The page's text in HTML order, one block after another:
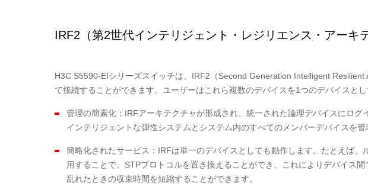
IRF2（第2世代インテリジェント・レジリエンス・アーキ
H3C S5590-EIシリーズスイッチは、IRF2（Second Generation Intelligent
て接続することができます。ユーザーはこれら複数のデバイスを1つのデバイスと
管理の簡素化：IRFアーキテクチャが形成され、統一された論理デバイスにロ
インテリジェントな弾性システムとシステム内のすべてのメンバーデバイスを
簡略化されたサービス：IRFは単一のデバイスとしても動作します。たとえば
用することで、STPプロトコルを置き換えることができ、これによりデバイス
乱れたときの収束時間を短縮することができます。